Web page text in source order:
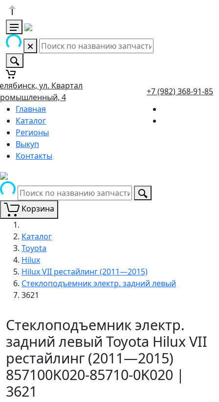
ул. Квартал
4
+7 (982) 368-91-85
Главная
Каталог
Регионы
Выкуп
Контакты
Корзина
Каталог
Toyota
Hilux
Hilux VII рестайлинг (2011—2015)
Стеклоподъемник электр. задний левый
3621
Стеклоподъемник электр.
задний левый Toyota Hilux VII
рестайлинг (2011—2015)
857100K020-85710-0K020 |
3621